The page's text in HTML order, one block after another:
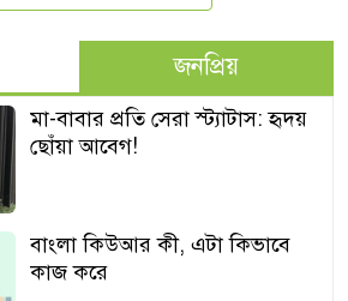
জনপ্রিয়
মা-বাবার প্রতি সেরা স্ট্যাটাস: হৃদয়
ছোঁয়া আবেগ!
বাংলা কিউআর কী, এটা কিভাবে
কাজ করে